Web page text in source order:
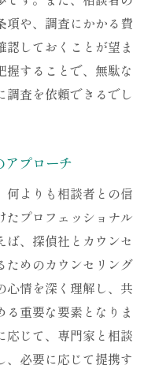
のサポート体制
偵社の役割
とその効果
心感とその理由
えているあなたへ
談体制
きる理由
心のケア
決の道
軟な対応
項や、調査にかかる費
しておくことが望ま
握することで、無駄な
調査を依頼できるでし
アプローチ
何よりも相談者との信
たプロフェッショナル
ば、探偵社とカウンセ
ためのカウンセリング
心情を深く理解し、共
重要な要素となりま
応じて、専門家と相談
、必要に応じて提携す